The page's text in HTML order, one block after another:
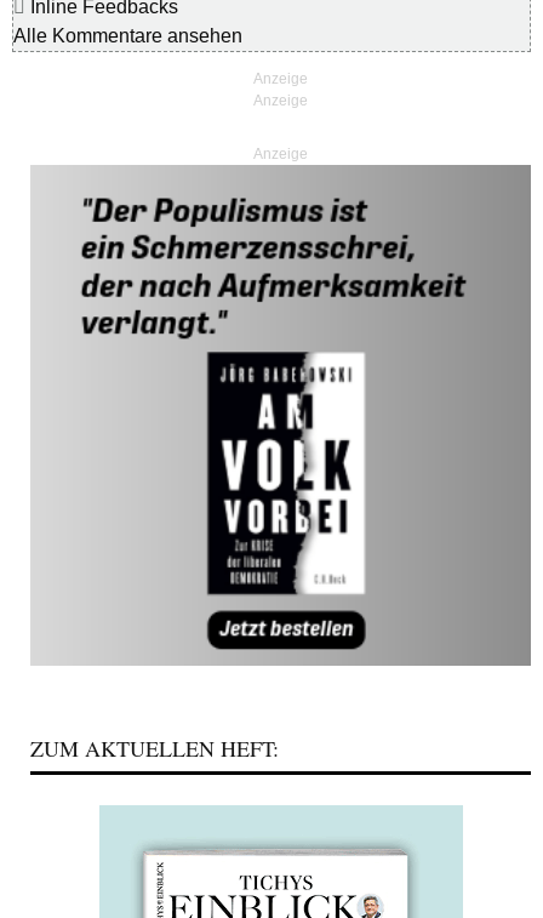
Inline Feedbacks
Alle Kommentare ansehen
Anzeige
ZUM AKTUELLEN HEFT: